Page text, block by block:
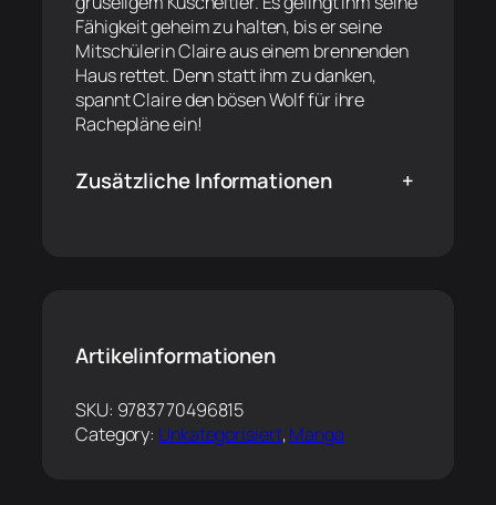
Fähigkeit geheim zu halten, bis er seine
Mitschülerin Claire aus einem brennenden
Haus rettet. Denn statt ihm zu danken,
spannt Claire den bösen Wolf für ihre
Rachepläne ein!
Zusätzliche Informationen +
Artikelinformationen
SKU: 9783770496815
Category: Unkategorisiert, Manga